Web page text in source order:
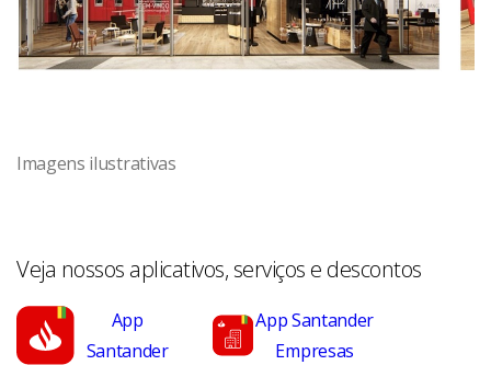
Imagens ilustrativas
Veja nossos aplicativos, serviços e descontos
App
Santander
App Santander
Empresas